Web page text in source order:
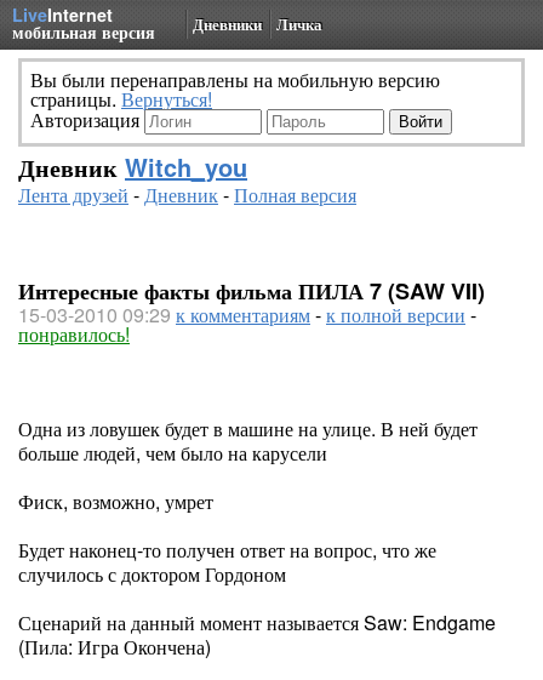
LiveInternet
мобильная версия Дневники Личка
Вы были перенаправлены на мобильную версию
страницы. Вернуться!
Авторизация
Дневник Witch_you
Лента друзей -Дневник-Полная версия
Интересные факты фильма ПИЛА 7 (SAW VII)
15-03-2010 09:29 к комментариям-к полной версии -
понравилось!
Одна из ловушек будет в машине на улице. В ней будет
больше людей, чем было на карусели
Фиск, возможно, умрет
Будет наконец-то получен ответ на вопрос, что же
случилось с доктором Гордоном
Сценарий на данный момент называется Saw: Endgame
(Пила: Игра Окончена)